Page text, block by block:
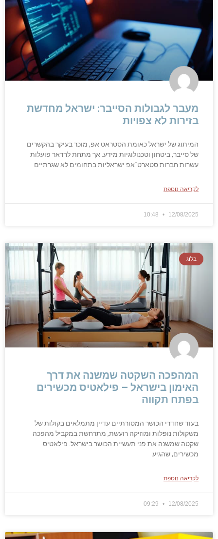
מעבר לגבולות הסייבר: ישראל מחדשת
בזירות לא צפויות
המיתוג של ישראל כאומת הסטראט אפ, מוכר בעיקר בהקשרים
של סייבר, ביטחון וטכנולוגיות מידע. אך מתחת לרדאר פועלות
עשרות חברות סטארט־אפ ישראליות בתחומים לא שגרתיים
לקריאה נוספת
12/08/2025
בלוג
המהפכה השקטה שמשנה את דרך
האימון בישראל – פילאטיס מכשירים
בפתח תקווה
בעוד שחדרי הכושר המסורתיים עדיין מתמלאים בקולות של
משקולות נופלות ומוזיקה רועשת, מתרחשת במקביל מהפכה
שקטה שמשנה את פני תעשיית הכושר בישראל. פילאטיס
מכשירים, שהגיע
לקריאה נוספת
12/08/2025